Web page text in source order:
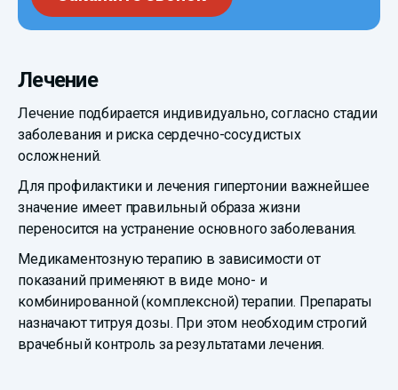
Лечение
Лечение подбирается индивидуально, согласно стадии
заболевания и риска сердечно-сосудистых
осложнений.
Для профилактики и лечения гипертонии важнейшее
значение имеет правильный образа жизни
переносится на устранение основного заболевания.
Медикаментозную терапию в зависимости от
показаний применяют в виде моно- и
комбинированной (комплексной) терапии. Препараты
назначают титруя дозы. При этом необходим строгий
врачебный контроль за результатами лечения.